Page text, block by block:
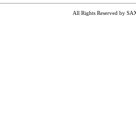
All Rights Reserved by